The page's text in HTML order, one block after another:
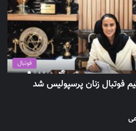
فوتبال
فوتبال زنان پرسپولیس شد